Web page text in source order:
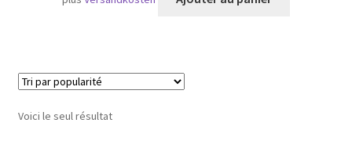
Voici le seul résultat